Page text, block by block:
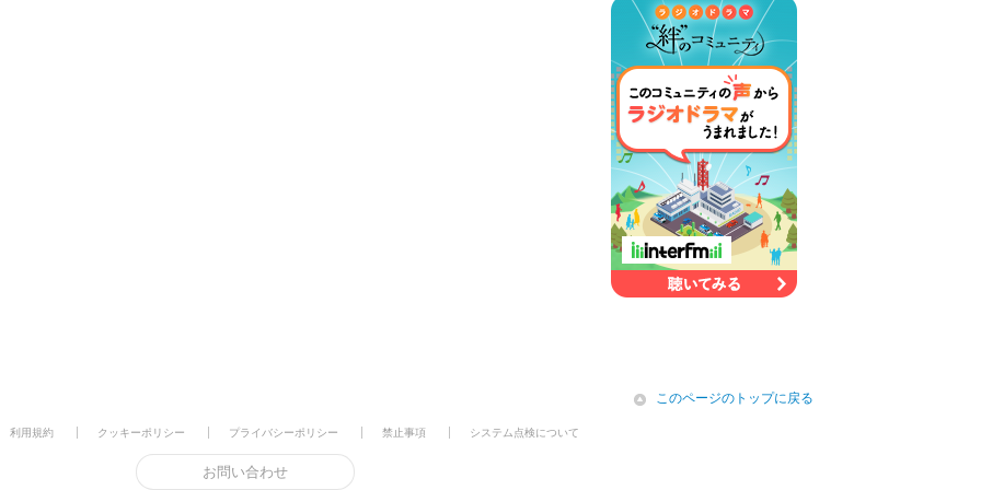
icon
このページのトップに戻る
利用規約 クッキーポリシー プライバシーポリシー 禁止事項 システム点検について
お問い合わせ